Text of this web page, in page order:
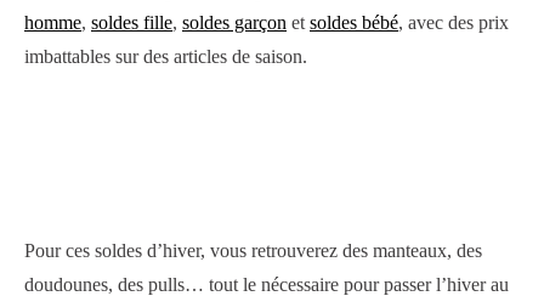
homme, soldes fille, soldes garçon et soldes bébé, avec des prix
imbattables sur des articles de saison.
Pour ces soldes d’hiver, vous retrouverez des manteaux, des
doudounes, des pulls… tout le nécessaire pour passer l’hiver au